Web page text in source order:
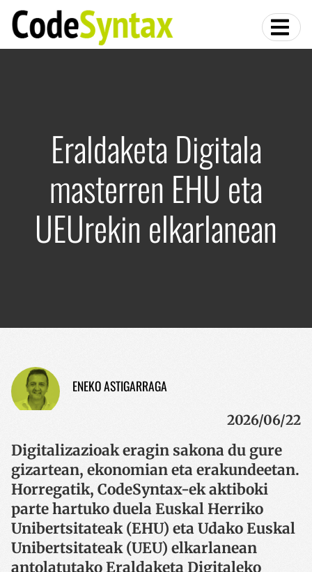
Eraldaketa Digitala
masterren EHU eta
UEUrekin elkarlanean
ENEKO ASTIGARRAGA
2026/06/22
Digitalizazioak eragin sakona du gure
gizartean, ekonomian eta erakundeetan.
Horregatik, CodeSyntax-ek aktiboki
parte hartuko duela Euskal Herriko
Unibertsitateak (EHU) eta Udako Euskal
Unibertsitateak (UEU) elkarlanean
antolatutako Eraldaketa Digitaleko